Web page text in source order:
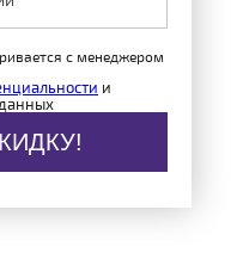
с менеджером
и